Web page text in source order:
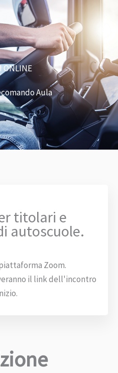
ONLINE
Aula
titolari e
autoscuole.
Zoom.
il link dell'incontro